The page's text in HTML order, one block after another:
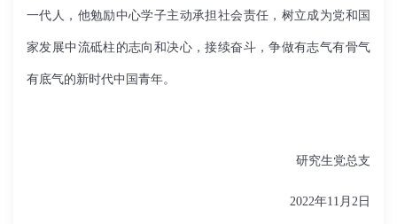
一代人，他勉励中心学子主动承担社会责任，树立成为党和国
家发展中流砥柱的志向和决心，接续奋斗，争做有志气有骨气
有底气的新时代中国青年。
研究生党总支
2022年11月2日